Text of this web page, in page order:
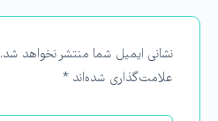
نشانی ایمیل شما منتشر نخواهد شد.
علامت‌گذاری شده‌اند *